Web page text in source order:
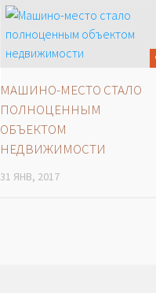
МАШИНО-МЕСТО СТАЛО
ПОЛНОЦЕННЫМ
ОБЪЕКТОМ
НЕДВИЖИМОСТИ
31 ЯНВ, 2017